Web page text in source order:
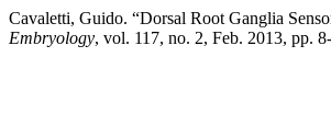
Cavaletti, Guido. “Dorsal Root Ganglia
Embryology, vol. 117, no. 2, Feb. 2013, pp.